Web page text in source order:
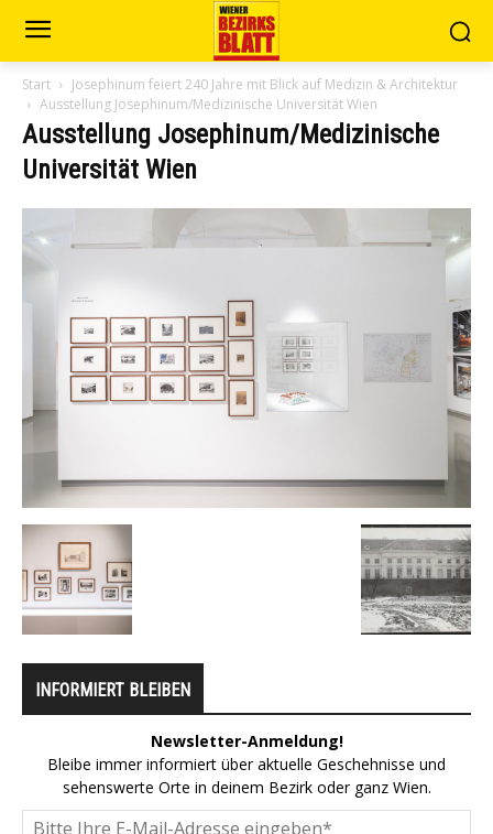
Start
Josephinum feiert 240 Jahre mit Blick auf Medizin & Architektur
Ausstellung Josephinum/Medizinische Universität Wien
Ausstellung Josephinum/Medizinische
Universität Wien
INFORMIERT BLEIBEN
Newsletter-Anmeldung!
Bleibe immer informiert über aktuelle Geschehnisse und
sehenswerte Orte in deinem Bezirk oder ganz Wien.